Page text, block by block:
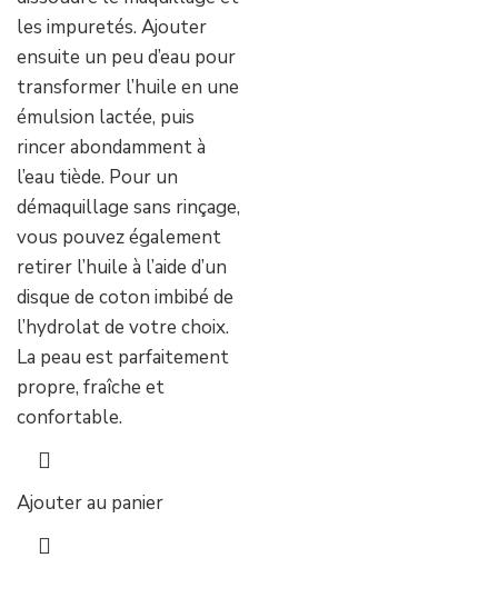
les impuretés. Ajouter
ensuite un peu d’eau pour
transformer l’huile en une
émulsion lactée, puis
rincer abondamment à
l’eau tiède. Pour un
démaquillage sans rinçage,
vous pouvez également
retirer l’huile à l’aide d’un
disque de coton imbibé de
l’hydrolat de votre choix.
La peau est parfaitement
propre, fraîche et
confortable.
Ajouter au panier